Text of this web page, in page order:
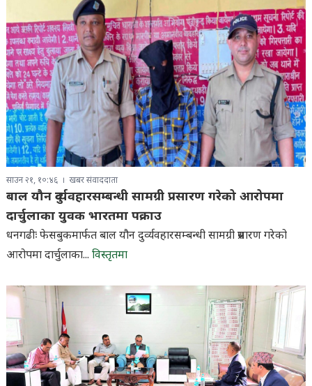
साउन २१, १०:४६ खबर संवाददाता
बाल यौन दुर्व्यवहारसम्बन्धी सामग्री प्रसारण गरेको आरोपमा
दार्चुलाका युवक भारतमा पक्राउ
धनगढीः फेसबुकमार्फत बाल यौन दुर्व्यवहारसम्बन्धी सामग्री प्रसारण गरेको
आरोपमा दार्चुलाका... विस्तृतमा